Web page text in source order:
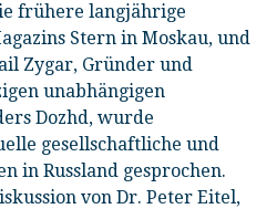
frühere langjährige
Stern in Moskau, und
Zygar, Gründer und
unabhängigen
Dozhd, wurde
gesellschaftliche und
in Russland gesprochen.
von Dr. Peter Eitel,